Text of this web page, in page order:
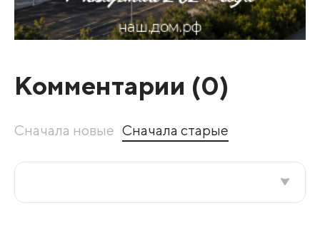
Комментарии (0)
Сначала новые Сначала старые